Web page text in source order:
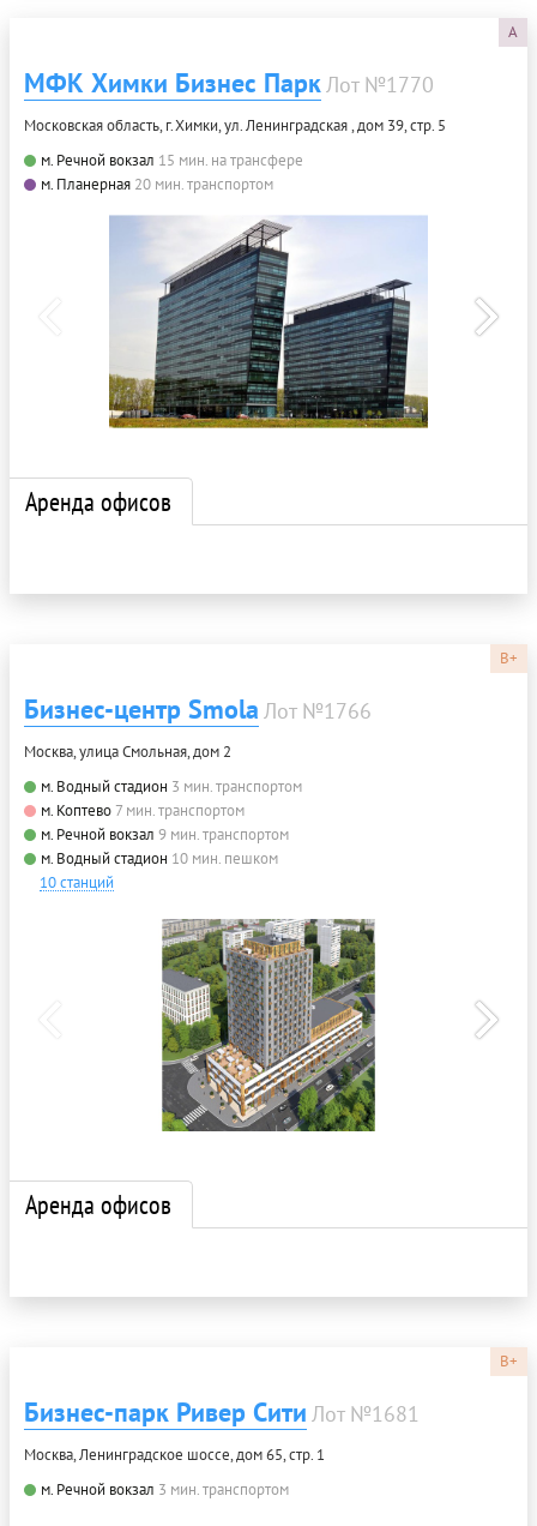
A
МФК Химки Бизнес ПаркЛот №1770
Московская область, г.Химки, ул. Ленинградская , дом 39, стр. 5
м. Речной вокзал 15 мин. на трансфере
м. Планерная 20 мин. транспортом
Аренда офисов
B+
Бизнес-центр Smola Лот №1766
Москва, улица Смольная, дом 2
м. Водный стадион 3 мин. транспортом
м. Коптево 7 мин. транспортом
м. Речной вокзал 9 мин. транспортом
м. Водный стадион 10 мин. пешком
10 станций
Аренда офисов
B+
Бизнес-парк Ривер Сити Лот №1681
Москва, Ленинградское шоссе, дом 65, стр. 1
м. Речной вокзал 3 мин. транспортом